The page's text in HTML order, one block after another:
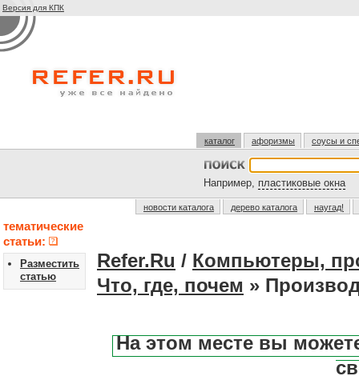
Версия для КПК
каталог афоризмы соусы и
Например, пластиковые окна
новости каталога дерево каталога наугад!
тематические
статьи:
Разместить
статью
Refer.Ru / Компьютеры,
Что, где, почем »
На этом месте вы